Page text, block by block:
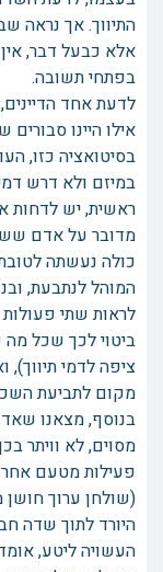
התיווך. אך נראה
אלא כבעל דבר,
בפתחי תשובה.
לדעת אחד
אילו היינו
בסיטואציה כזו,
במיזם ולא דרש
ראשית, יש לדחות
מדובר על אדם
כולה נעשתה
המוהל לנתבעת,
לראות שתי
ביטוי לכך שכל
ציפה לדמי תיווך),
מקום לתביעת
בנוסף, מצאנו
מסוים, לא וויתר
פעילות מטעם
(שולחן ערוך
היורד לתוך שדה
העשויה ליטע,